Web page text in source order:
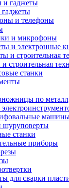
и телефоны
и микрофоны
и электронные
строительная
станки
по
шуруповерты
станки
приборы
для сварки